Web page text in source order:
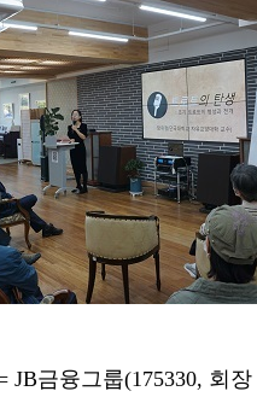
JB금융그룹(175330, 회